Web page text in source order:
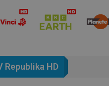
Republika HD